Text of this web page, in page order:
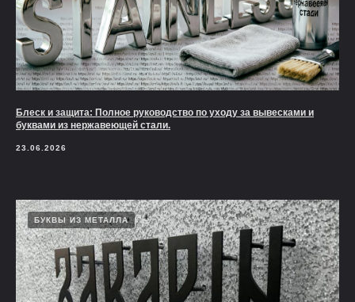
Блеск и защита: Полное руководство по уходу за вывесками и
буквами из нержавеющей стали.
23.06.2026
БУКВЫ ИЗ МЕТАЛЛА